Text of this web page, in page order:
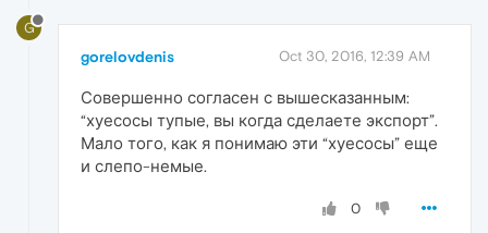
G
gorelovdenis Oct 30, 2016, 12:39 AM
Совершенно согласен с вышесказанным:
“хуесосы тупые, вы когда сделаете экспорт”.
Мало того, как я понимаю эти “хуесосы” еще
и слепо-немые.
0